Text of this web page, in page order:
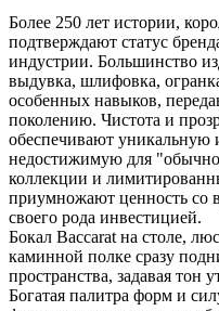
Более 250 лет истории,
подтверждают статус
индустрии. Большинство
выдувка, шлифовка,
особенных навыков,
поколению. Чистота и
обеспечивают уникальную
недостижимую для
коллекции и
приумножают ценность со
своего рода инвестицией.
Бокал Baccarat на столе,
каминной полке сразу
пространства, задавая тон
Богатая палитра форм и